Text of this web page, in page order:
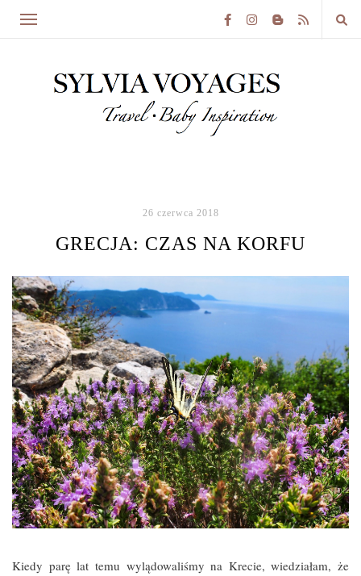
26 czerwca 2018
GRECJA: CZAS NA KORFU
Kiedy parę lat temu wylądowaliśmy na Krecie, wiedziałam, że